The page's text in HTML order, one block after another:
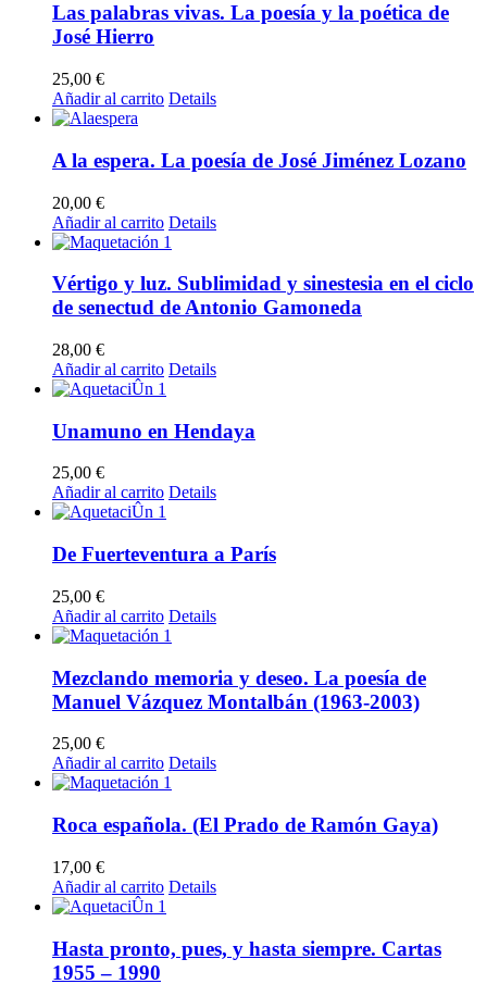
Las palabras vivas. La poesía y la poética de
José Hierro
25,00 €
Añadir al carrito Details
A la espera. La poesía de José Jiménez Lozano
20,00 €
Añadir al carrito Details
Vértigo y luz. Sublimidad y sinestesia en el ciclo
de senectud de Antonio Gamoneda
28,00 €
Añadir al carrito Details
Unamuno en Hendaya
25,00 €
Añadir al carrito Details
De Fuerteventura a París
25,00 €
Añadir al carrito Details
Mezclando memoria y deseo. La poesía de
Manuel Vázquez Montalbán (1963-2003)
25,00 €
Añadir al carrito Details
Roca española. (El Prado de Ramón Gaya)
17,00 €
Añadir al carrito Details
Hasta pronto, pues, y hasta siempre. Cartas
1955 – 1990